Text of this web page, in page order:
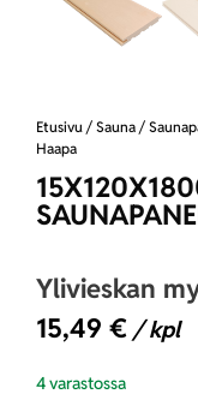
Etusivu / Sauna /
Haapa
Ylivieskan
15,49 € / kpl
4 varastossa